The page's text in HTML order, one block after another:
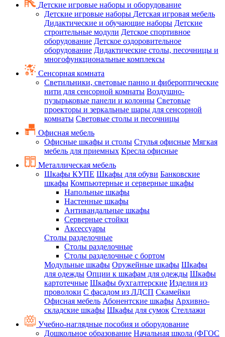
Детские игровые наборы и оборудование
Детские игровые наборы Детская игровая мебель
Дидактические и обучающие наборы Детские
строительные модули Детское спортивное
оборудование Детское оздоровительное
оборудование Дидактические столы, песочницы и
многофункциональные комплексы
Сенсорная комната
Светильники, световые панно и фибероптические
нити для сенсорной комнаты Воздушно-
пузырьковые панели и колонны Световые
проекторы и зеркальные шары для сенсорной
комнаты Световые столы и песочницы
Офисная мебель
Офисные шкафы и столы Стулья офисные Мягкая
мебель для приемных Кресла офисные
Металлическая мебель
Шкафы КУПЕ Шкафы для обуви Банковские
шкафы Компьютерные и серверные шкафы
Напольные шкафы
Настенные шкафы
Антивандальные шкафы
Серверные стойки
Аксессуары
Столы разделочные
Столы разделочные
Столы разделочные с бортом
Модульные шкафы Оружейные шкафы Шкафы
для одежды Опции к шкафам для одежды Шкафы
картотечные Шкафы бухгалтерские Изделия из
проволоки С фасадом из ЛДСП Скамейки
Офисная мебель Абонентские шкафы Архивно-
складские шкафы Шкафы для сумок Стеллажи
Учебно-наглядные пособия и оборудование
Дошкольное образование Начальная школа (ФГОС